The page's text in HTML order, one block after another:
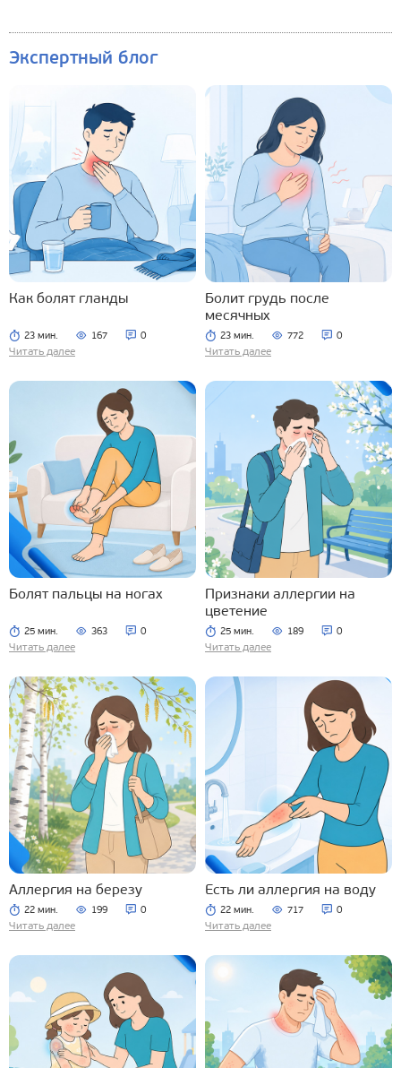
Экспертный блог
Как болят гланды
23 мин. 167 0
Читать далее
Болит грудь после
месячных
23 мин. 772 0
Читать далее
Болят пальцы на ногах
25 мин. 363 0
Читать далее
Признаки аллергии на
цветение
25 мин. 189 0
Читать далее
Аллергия на березу
22 мин. 199 0
Читать далее
Есть ли аллергия на воду
22 мин. 717 0
Читать далее